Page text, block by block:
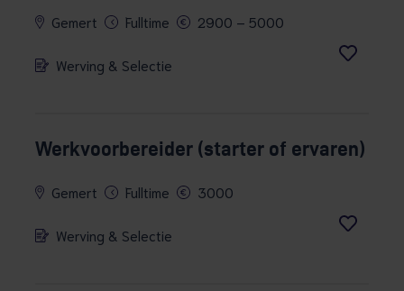
Gemert Fulltime 2900 – 5000
Werving & Selectie
Werkvoorbereider (starter of ervaren)
Gemert Fulltime 3000
Werving & Selectie